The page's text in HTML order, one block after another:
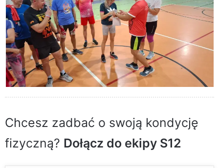
Chcesz zadbać o swoją kondycję
fizyczną? Dołącz do ekipy S12